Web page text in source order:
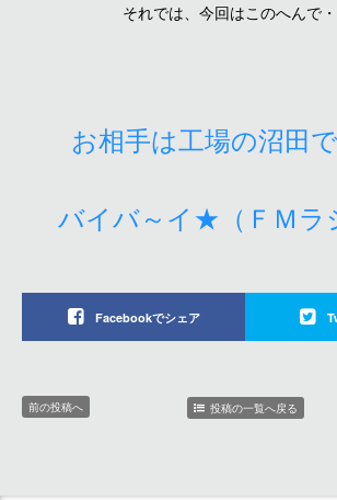
それでは、今回はこのへんで・
お相手は工場の沼田
バイバ～イ★（ＦＭラ
Facebookでシェア
前の投稿へ 投稿の一覧へ戻る